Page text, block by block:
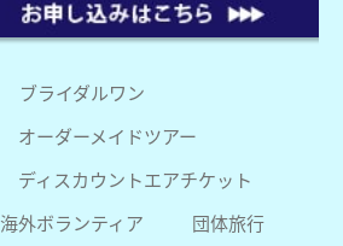
ブライダルワン
オーダーメイドツアー
ディスカウントエアチケット
海外ボランティア
団体旅行